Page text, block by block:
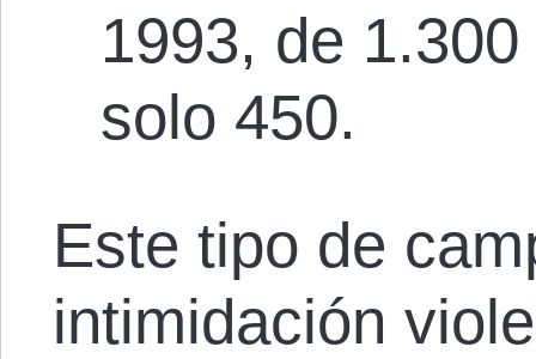
1993, de
solo 450.
Este tipo de
intimidación